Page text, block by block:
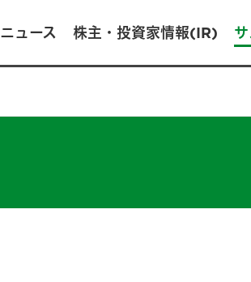
ニュース 株主・投資家情報(IR)